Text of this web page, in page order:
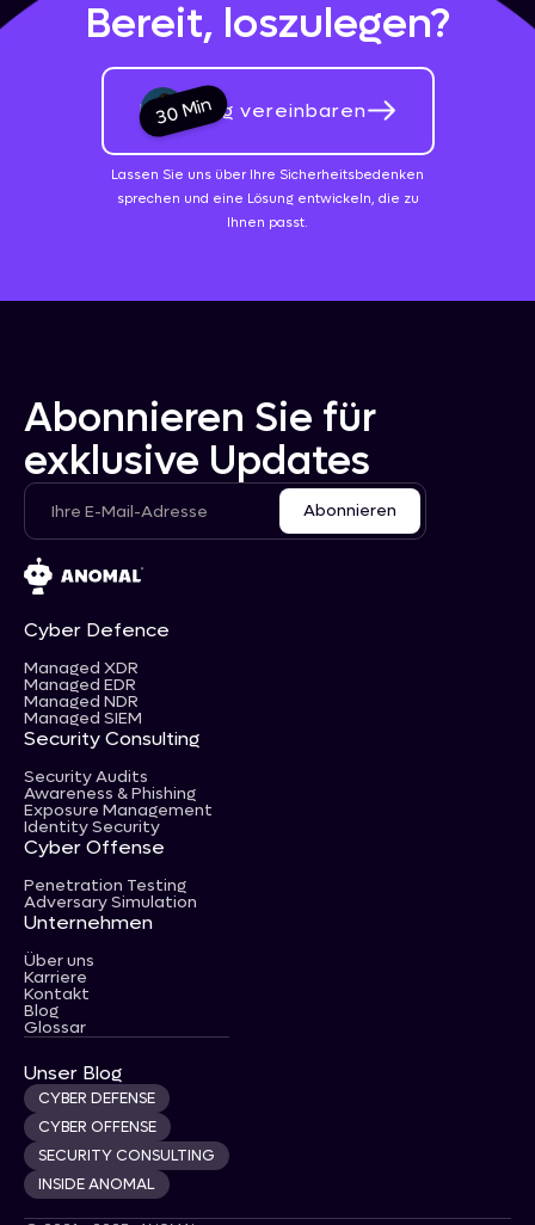
Bereit, loszulegen?
Beratung vereinbaren
30 Min
Lassen Sie uns über Ihre Sicherheitsbedenken
sprechen und eine Lösung entwickeln, die zu
Ihnen passt.
Abonnieren Sie für
exklusive Updates
Cyber Defence
Managed XDR
Managed EDR
Managed NDR
Managed SIEM
Security Consulting
Security Audits
Awareness & Phishing
Exposure Management
Identity Security
Cyber Offense
Penetration Testing
Adversary Simulation
Unternehmen
Über uns
Karriere
Kontakt
Blog
Glossar
Unser Blog
CYBER DEFENSE
CYBER OFFENSE
SECURITY CONSULTING
INSIDE ANOMAL